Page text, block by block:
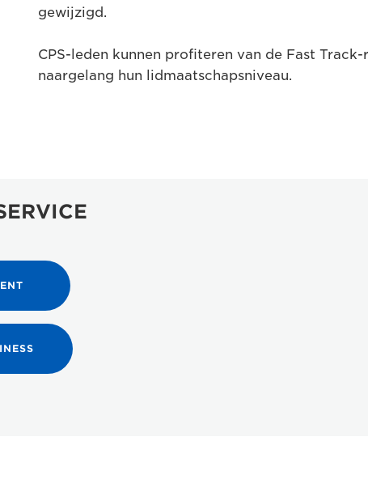
gewijzigd.
CPS-leden kunnen profiteren van de Fast
naargelang hun lidmaatschapsniveau.